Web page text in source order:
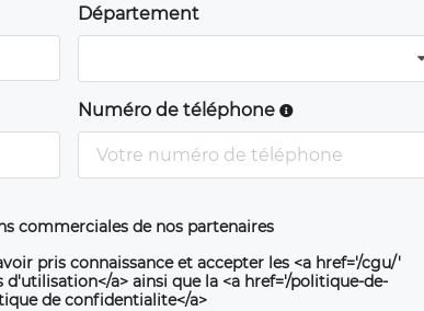
Département
Numéro de téléphone
commerciales de nos partenaires
pris connaissance et accepter les <a href='/cgu/'
a> ainsi que la <a href='/politique-de-
de confidentialite</a>